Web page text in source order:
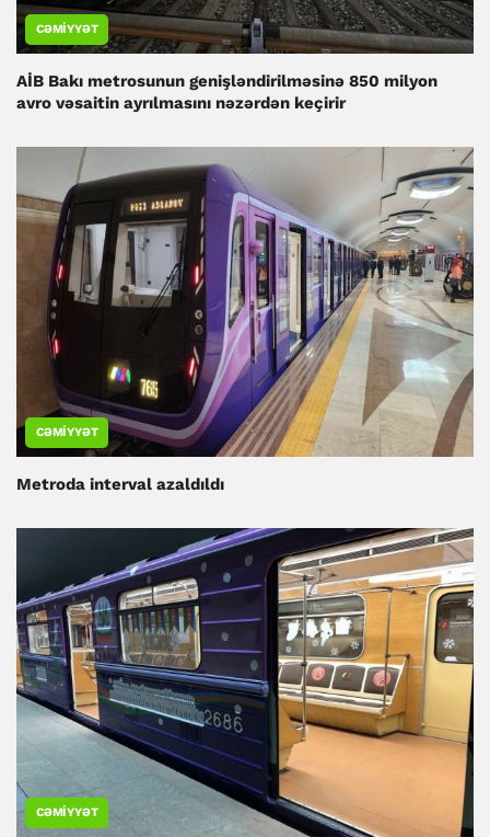
CƏMIYYƏT
AİB Bakı metrosunun genişləndirilməsinə 850 milyon
avro vəsaitin ayrılmasını nəzərdən keçirir
CƏMIYYƏT
Metroda interval azaldıldı
CƏMIYYƏT